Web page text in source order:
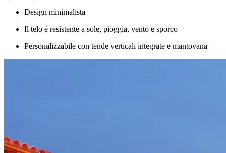
Design minimalista
Il telo è resistente a sole, pioggia, vento e sporco
Personalizzabile con tende verticali integrate e mantovana